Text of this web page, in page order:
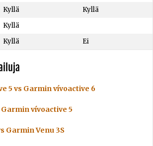
Kyllä
Kyllä
Kyllä
Kyllä Ei
5 vs Garmin vívoactive 6
vívoactive 5
Garmin Venu 3S